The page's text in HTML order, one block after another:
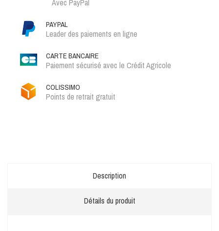
Avec PayPal
PAYPAL
Leader des paiements en ligne
CARTE BANCAIRE
Paiement sécurisé avec le Crédit Agricole
COLISSIMO
Points de retrait gratuit
Description
Détails du produit